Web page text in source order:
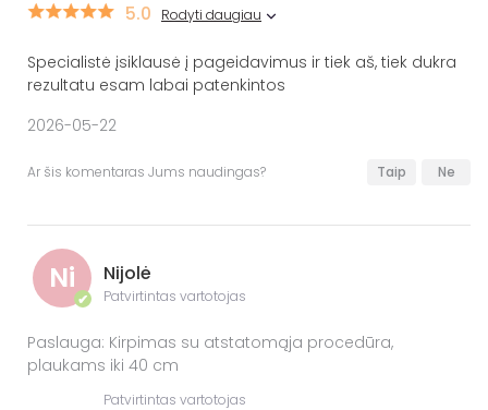
5.0 Rodyti daugiau
Specialistė įsiklausė į pageidavimus ir tiek aš, tiek dukra
rezultatu esam labai patenkintos
2026-05-22
Ar šis komentaras Jums naudingas? Taip Ne
Ni
✔
Nijolė
Patvirtintas vartotojas
Paslauga: Kirpimas su atstatomąja procedūra,
plaukams iki 40 cm
Patvirtintas vartotojas